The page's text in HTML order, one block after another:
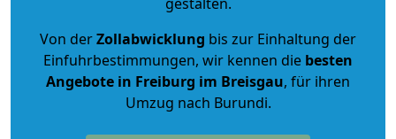
Von derZollabwicklung bis zur Einhaltung der
Einfuhrbestimmungen, wir kennen die besten
Angebote in Freiburg im Breisgau, für ihren
Umzug nach Burundi.